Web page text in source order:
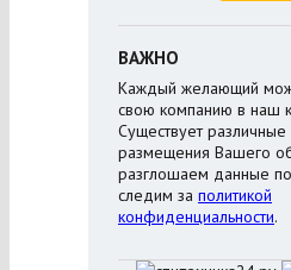
ВАЖНО
Каждый желающий
свою компанию в наш
Существует
размещения Вашего
разглошаем данные
следим за политикой
конфиденциальности.